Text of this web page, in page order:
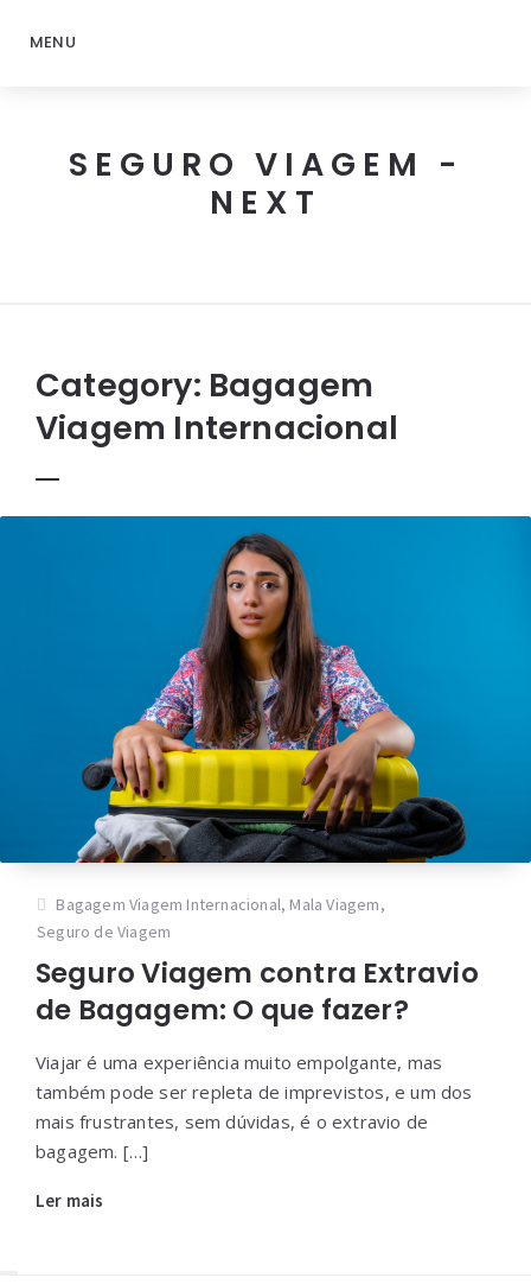
MENU
SEGURO VIAGEM -
NEXT
Category: Bagagem
Viagem Internacional
Bagagem Viagem Internacional, Mala Viagem,
Seguro de Viagem
Seguro Viagem contra Extravio
de Bagagem: O que fazer?
Viajar é uma experiência muito empolgante, mas
também pode ser repleta de imprevistos, e um dos
mais frustrantes, sem dúvidas, é o extravio de
bagagem. […]
Ler mais